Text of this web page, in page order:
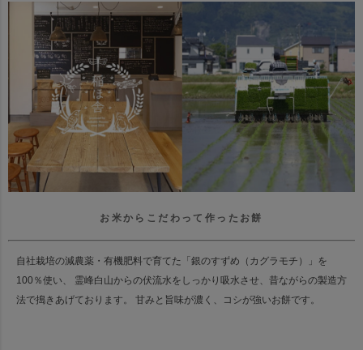
お米からこだわって作ったお餅
自社栽培の減農薬・有機肥料で育てた「銀のすずめ（カグラモチ）」を
100％使い、 霊峰白山からの伏流水をしっかり吸水させ、昔ながらの製造方
法で搗きあげております。 甘みと旨味が濃く、コシが強いお餅です。